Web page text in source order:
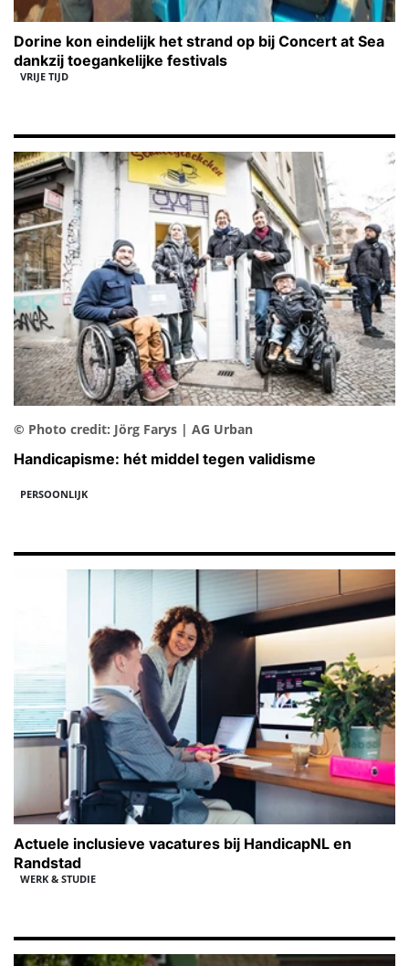
Dorine kon eindelijk het strand op bij Concert at Sea
dankzij toegankelijke festivals
VRIJE TIJD
© Photo credit: Jörg Farys | AG Urban
Handicapisme: hét middel tegen validisme
PERSOONLIJK
Actuele inclusieve vacatures bij HandicapNL en
Randstad
WERK & STUDIE